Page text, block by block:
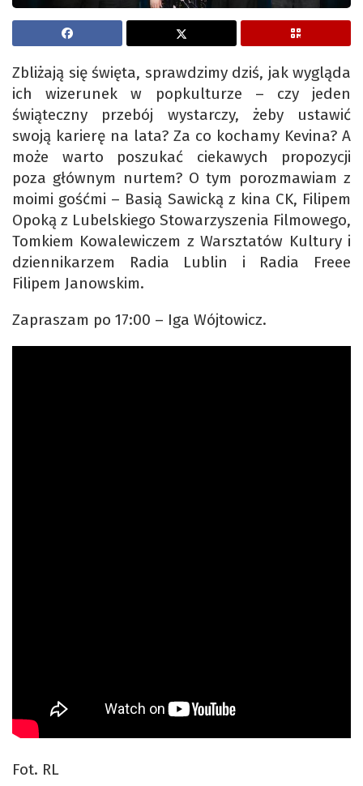
Zbliżają się święta, sprawdzimy dziś, jak wygląda
ich wizerunek w popkulturze – czy jeden
świąteczny przebój wystarczy, żeby ustawić
swoją karierę na lata? Za co kochamy Kevina? A
może warto poszukać ciekawych propozycji
poza głównym nurtem? O tym porozmawiam z
moimi gośćmi – Basią Sawicką z kina CK, Filipem
Opoką z Lubelskiego Stowarzyszenia Filmowego,
Tomkiem Kowalewiczem z Warsztatów Kultury i
dziennikarzem Radia Lublin i Radia Freee
Filipem Janowskim.
Zapraszam po 17:00 – Iga Wójtowicz.
Fot. RL